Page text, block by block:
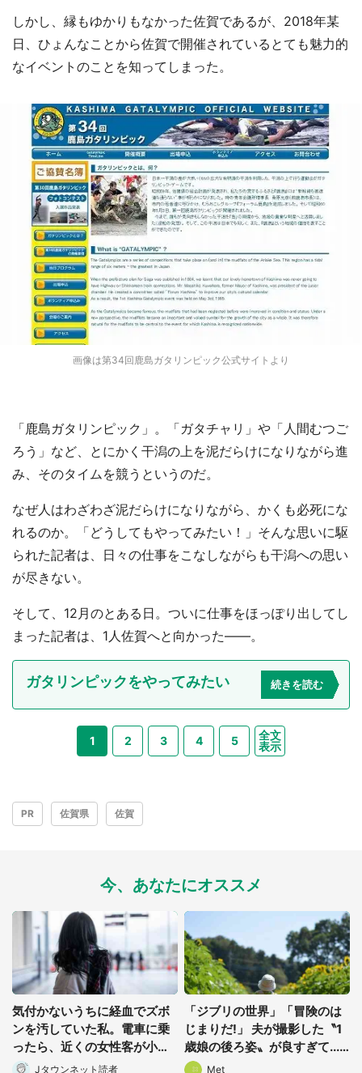
都道府選択
しかし、縁もゆかりもなかった佐賀であるが、2018年某
日、ひょんなことから佐賀で開催されているとても魅力的
なイベントのことを知ってしまった。
画像は第34回鹿島ガタリンピック公式サイトより
「鹿島ガタリンピック」。「ガタチャリ」や「人間むつご
ろう」など、とにかく干潟の上を泥だらけになりながら進
み、そのタイムを競うというのだ。
なぜ人はわざわざ泥だらけになりながら、かくも必死にな
れるのか。「どうしてもやってみたい！」そんな思いに駆
られた記者は、日々の仕事をこなしながらも干潟への思い
が尽きない。
そして、12月のとある日。ついに仕事をほっぽり出してし
まった記者は、1人佐賀へと向かった――。
ガタリンピックをやってみたい 続きを読む
1 2 3 4 5
全文
表示
PR 佐賀県 佐賀
今、あなたにオススメ
気付かないうちに経血でズボ
ンを汚していた私。電車に乗
ったら、近くの女性客が小さ
な声で(千葉県・10代女性)
Jタウンネット読者
「ジブリの世界」「冒険のは
じまりだ!」 夫が撮影した〝1
歳娘の後ろ姿〟が良すぎて...
4.8万人感激
Met